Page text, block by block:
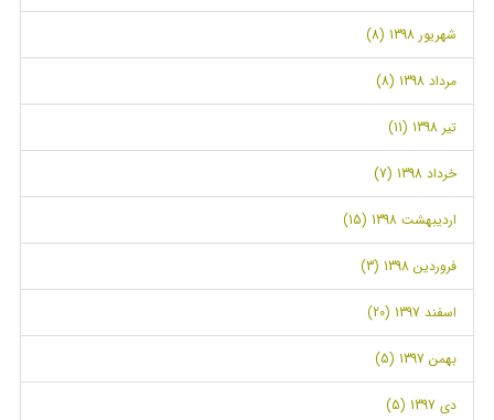
شهریور 1398 (8)
مرداد 1398 (8)
تیر 1398 (11)
خرداد 1398 (7)
اردیبهشت 1398 (15)
فروردین 1398 (3)
اسفند 1397 (20)
بهمن 1397 (5)
دی 1397 (5)